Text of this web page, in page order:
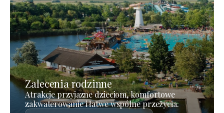
Zalecenia rodzinne
Atrakcje przyjazne dzieciom, komfortowe
zakwaterowanie i łatwe wspólne przeżycia.